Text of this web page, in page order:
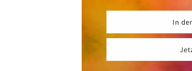
Menge
Konverter
Menge
fürIn